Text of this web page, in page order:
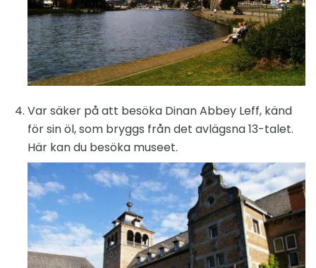
Var säker på att besöka Dinan Abbey Leff, känd
för sin öl, som bryggs från det avlägsna 13-talet.
Här kan du besöka museet.